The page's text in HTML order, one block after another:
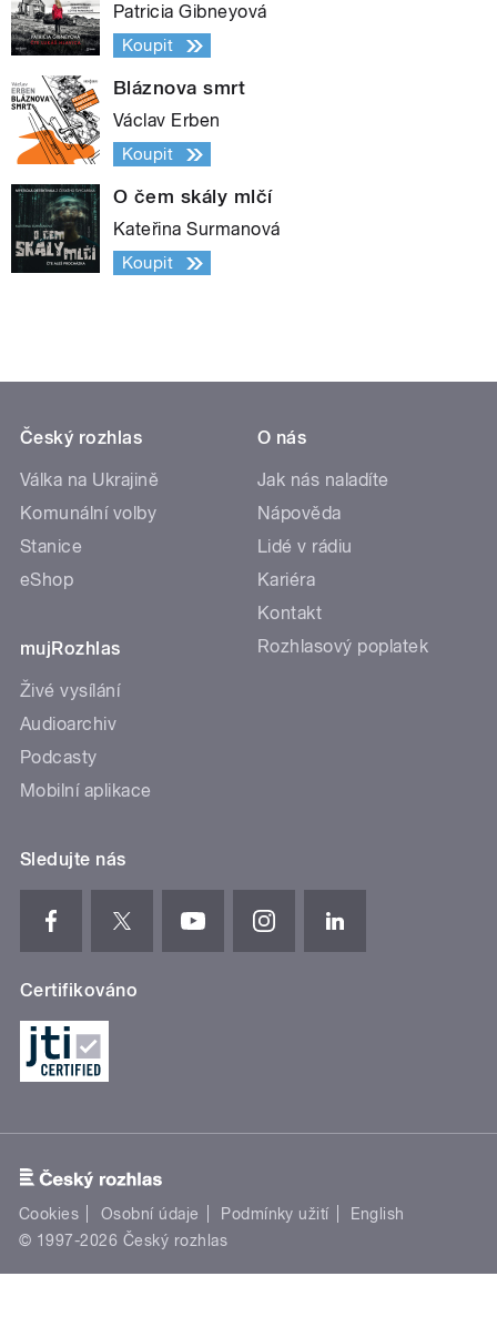
Patricia Gibneyová
Koupit
Bláznova smrt
Václav Erben
Koupit
O čem skály mlčí
Kateřina Surmanová
Koupit
Český rozhlas
Válka na Ukrajině
Komunální volby
Stanice
eShop
mujRozhlas
Živé vysílání
Audioarchiv
Podcasty
Mobilní aplikace
O nás
Jak nás naladíte
Nápověda
Lidé v rádiu
Kariéra
Kontakt
Rozhlasový poplatek
Sledujte nás
Certifikováno
Cookies Osobní údaje Podmínky užití
English
© 1997-2026 Český rozhlas